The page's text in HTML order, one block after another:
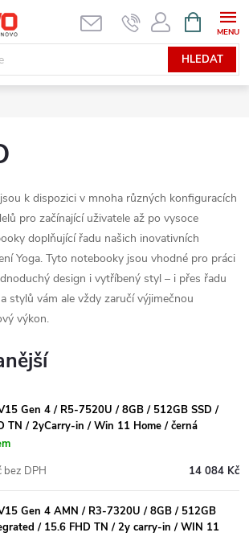
HLEDAT
NÁKUPNÍ
KOŠÍK
k dispozici v mnoha různých konfiguracích
pro začínající uživatele až po vysoce
doplňující řadu našich inovativních
Yoga. Tyto notebooky jsou vhodné pro práci
design i vytříbený styl – i přes řadu
stylů vám ale vždy zaručí výjimečnou
výkon.
Gen 4 / R5-7520U / 8GB / 512GB SSD /
TN / 2yCarry-in / Win 11 Home / černá
14 084 Kč
bez DPH
Gen 4 AMN / R3-7320U / 8GB / 512GB
/ 15.6 FHD TN / 2y carry-in / WIN 11